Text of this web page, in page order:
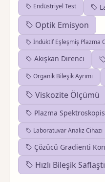
Endüstriyel Test
Optik Emisyon
İndüktif Eşleşmiş Plazma
Akışkan Direnci
Organik Bileşik Ayrımı
Viskozite Ölçümü
Plazma
Laboratuvar Analiz Cihazı
Çözücü Gradienti
Hızlı Bileşik